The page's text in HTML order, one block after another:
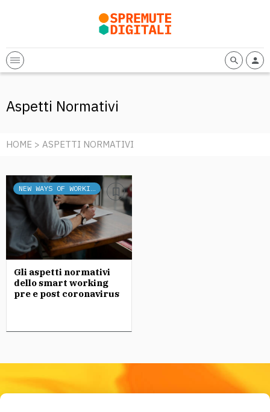
Aspetti Normativi
HOME > ASPETTI NORMATIVI
NEW WAYS OF WORKING
Gli aspetti normativi
dello smart working
pre e post coronavirus